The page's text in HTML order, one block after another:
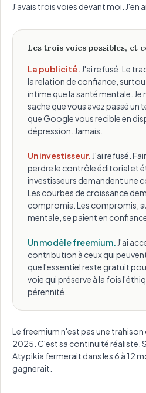
J'avais trois voies devant moi. J'en
Les trois voies possibles, et
La publicité. J'ai refusé. Le
la relation de confiance,
intime que la santé mentale. Je
sache que vous avez passé un
que Google vous recible en
dépression. Jamais.
Un investisseur. J'ai refusé.
perdre le contrôle éditorial et
investisseurs demandent une
Les courbes de croissance
compromis. Les compromis,
mentale, se paient en
Un modèle freemium. J'ai
contribution à ceux qui
que l'essentiel reste gratuit
voie qui préserve à la fois
pérennité.
Le freemium n'est pas une
2025. C'est sa continuité réaliste.
Atypikia fermerait dans les 6 à 12
gagnerait.